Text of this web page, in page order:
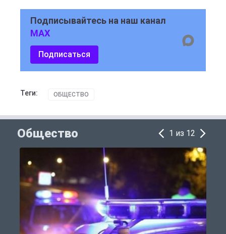
Подписывайтесь на наш канал
MAX
Подписаться
Теги: ОБЩЕСТВО
Общество 1 из 12